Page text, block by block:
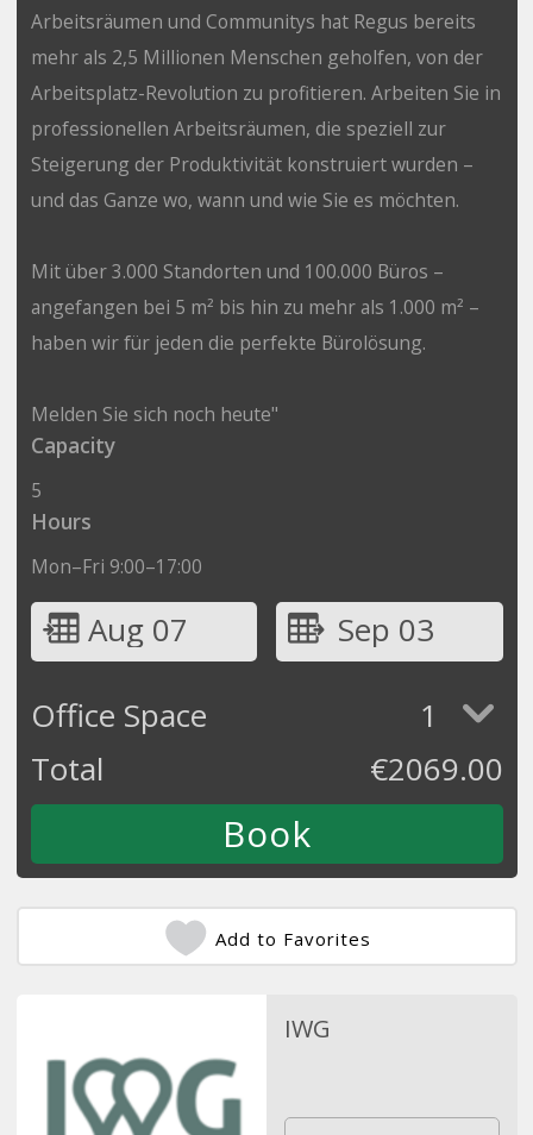
Arbeitsräumen und Communitys hat Regus bereits
mehr als 2,5 Millionen Menschen geholfen, von der
Arbeitsplatz-Revolution zu profitieren. Arbeiten Sie in
professionellen Arbeitsräumen, die speziell zur
Steigerung der Produktivität konstruiert wurden –
und das Ganze wo, wann und wie Sie es möchten.
Mit über 3.000 Standorten und 100.000 Büros –
angefangen bei 5 m² bis hin zu mehr als 1.000 m² –
haben wir für jeden die perfekte Bürolösung.
Melden Sie sich noch heute"
Capacity
5
Hours
Mon–Fri 9:00–17:00
Aug 07
Sep 03
Office Space
1
Total
€2069.00
Add to Favorites
IWG